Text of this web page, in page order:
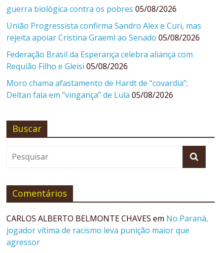
guerra biológica contra os pobres 05/08/2026
União Progressista confirma Sandro Alex e Curi, mas
rejeita apoiar Cristina Graeml ao Senado 05/08/2026
Federação Brasil da Esperança celebra aliança com
Requião Filho e Gleisi 05/08/2026
Moro chama afastamento de Hardt de “covardia”;
Deltan fala em “vingança” de Lula 05/08/2026
Buscar
Comentários
CARLOS ALBERTO BELMONTE CHAVES em No Paraná,
jogador vítima de racismo leva punição maior que
agressor